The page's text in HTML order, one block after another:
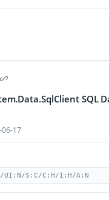
SQL
17
UI:N/S:C/C:H/I:H/A:N